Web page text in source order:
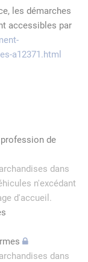
les démarches
accessibles par
a12371.html
de
dans
n'excédant
d'accueil.
dans